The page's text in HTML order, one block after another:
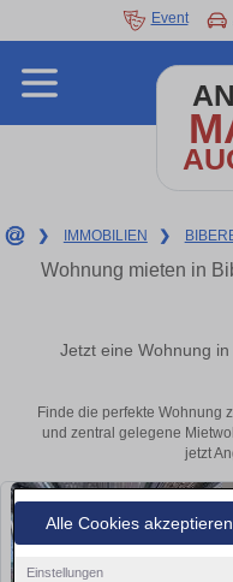
Alle Cookies akzeptieren
Einstellungen
Event
❯ IMMOBILIEN ❯
Wohnung mieten in
Jetzt eine Wohnung
Finde die perfekte Wohnung
und zentral gelegene
jetzt